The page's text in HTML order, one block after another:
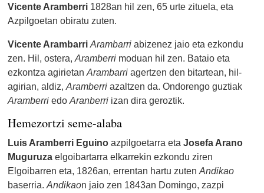
Vicente Aramberri 1828an hil zen, 65 urte zituela, eta
Azpilgoetan obiratu zuten.
Vicente Arambarri Arambarri abizenez jaio eta ezkondu
zen. Hil, ostera,Aramberri moduan hil zen. Bataio eta
ezkontza agirietanArambarri agertzen den bitartean, hil-
agirian, aldiz,Aramberri azaltzen da. Ondorengo guztiak
Aramberri edoAranberri izan dira geroztik.
Hemezortzi seme-alaba
Luis Aramberri Eguino azpilgoetarra etaJosefa Arano
Muguruza elgoibartarra elkarrekin ezkondu ziren
Elgoibarren eta, 1826an, errentan hartu zutenAndikao
baserria.Andikaon jaio zen 1843an Domingo, zazpi